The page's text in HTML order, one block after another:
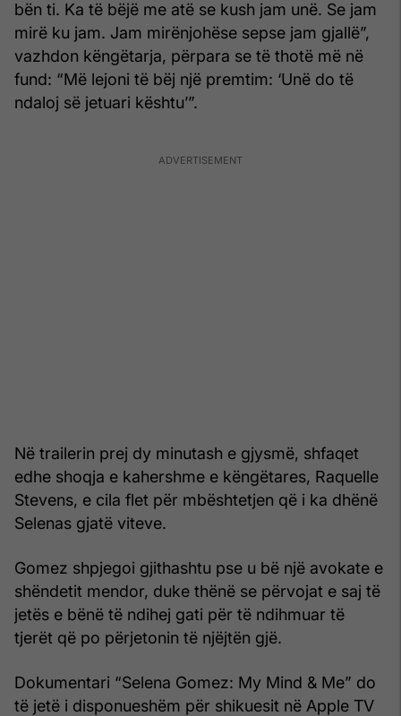
bën ti. Ka të bëjë me atë se kush jam unë. Se jam
mirë ku jam. Jam mirënjohëse sepse jam gjallë”,
vazhdon këngëtarja, përpara se të thotë më në
fund: “Më lejoni të bëj një premtim: ‘Unë do të
ndaloj së jetuari kështu’”.
Në trailerin prej dy minutash e gjysmë, shfaqet
edhe shoqja e kahershme e këngëtares, Raquelle
Stevens, e cila flet për mbështetjen që i ka dhënë
Selenas gjatë viteve.
Gomez shpjegoi gjithashtu pse u bë një avokate e
shëndetit mendor, duke thënë se përvojat e saj të
jetës e bënë të ndihej gati për të ndihmuar të
tjerët që po përjetonin të njëjtën gjë.
Dokumentari “Selena Gomez: My Mind & Me” do
të jetë i disponueshëm për shikuesit në Apple TV